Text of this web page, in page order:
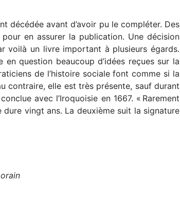
décédée avant d’avoir pu le compléter. Des
en assurer la publication. Une décision
voilà un livre important à plusieurs égards.
en question beaucoup d’idées reçues sur la
de l’histoire sociale font comme si la
contraire, elle est très présente, sauf durant
avec l’Iroquoisie en 1667. « Rarement
vingt ans. La deuxième suit la signature